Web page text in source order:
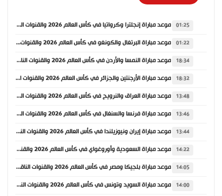
01:25 موعد مباراة إنجلترا وكرواتيا في كأس العالم 2026 والقنوات الناقلة
01:22 موعد مباراة البرتغال والكونغو في كأس العالم 2026 والقنوات الناقلة
18:34 موعد مباراة النمسا والأردن في كأس العالم 2026 والقنوات الناقلة
18:32 موعد مباراة الأرجنتين والجزائر في كأس العالم 2026 والقنوات الناقلة
13:48 موعد مباراة العراق والنرويج في كأس العالم 2026 والقنوات الناقلة
13:46 موعد مباراة فرنسا والسنغال في كأس العالم 2026 والقنوات الناقلة
13:44 موعد مباراة إيران ونيوزيلندا في كأس العالم 2026 والقنوات الناقلة
14:22 موعد مباراة السعودية وأوروغواي في كأس العالم 2026 والقنوات الناقلة
14:05 موعد مباراة بلجيكا ومصر في كأس العالم 2026 والقنوات الناقلة
14:00 موعد مباراة السويد وتونس في كأس العالم 2026 والقنوات الناقلة